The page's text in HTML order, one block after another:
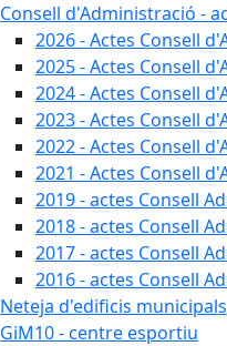
Consell d'Administració -
2026 - Actes Consell
2025 - Actes Consell
2024 - Actes Consell
2023 - Actes Consell
2022 - Actes Consell
2021 - Actes Consell
2019 - actes Consell
2018 - actes Consell
2017 - actes Consell
2016 - actes Consell
Neteja d'edificis municipals
GiM10 - centre esportiu